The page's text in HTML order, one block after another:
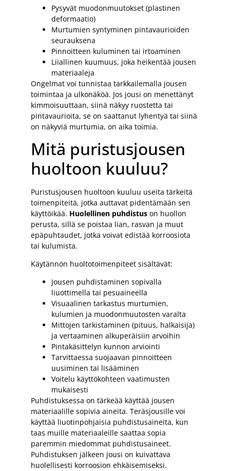
Pysyvät muodonmuutokset (plastinen
deformaatio)
Murtumien syntyminen pintavaurioiden
seurauksena
Pinnoitteen kuluminen tai irtoaminen
Liiallinen kuumuus, joka heikentää jousen
materiaaleja
Ongelmat voi tunnistaa tarkkailemalla jousen
toimintaa ja ulkonäköä. Jos jousi on menettänyt
kimmoisuuttaan, siinä näkyy ruostetta tai
pintavaurioita, se on saattanut lyhentyä tai siinä
on näkyviä murtumia, on aika toimia.
Mitä puristusjousen
huoltoon kuuluu?
Puristusjousen huoltoon kuuluu useita tärkeitä
toimenpiteitä, jotka auttavat pidentämään sen
käyttöikää. Huolellinen puhdistus on huollon
perusta, sillä se poistaa lian, rasvan ja muut
epäpuhtaudet, jotka voivat edistää korroosiota
tai kulumista.
Käytännön huoltotoimenpiteet sisältävät:
Jousen puhdistaminen sopivalla
liuottimella tai pesuaineella
Visuaalinen tarkastus murtumien,
kulumien ja muodonmuutosten varalta
Mittojen tarkistaminen (pituus, halkaisija)
ja vertaaminen alkuperäisiin arvoihin
Pintakäsittelyn kunnon arviointi
Tarvittaessa suojaavan pinnoitteen
uusiminen tai lisääminen
Voitelu käyttökohteen vaatimusten
mukaisesti
Puhdistuksessa on tärkeää käyttää jousen
materiaalille sopivia aineita. Teräsjousille voi
käyttää liuotinpohjaisia puhdistusaineita, kun
taas muille materiaaleille saattaa sopia
paremmin miedommat puhdistusaineet.
Puhdistuksen jälkeen jousi on kuivattava
huolellisesti korroosion ehkäisemiseksi.